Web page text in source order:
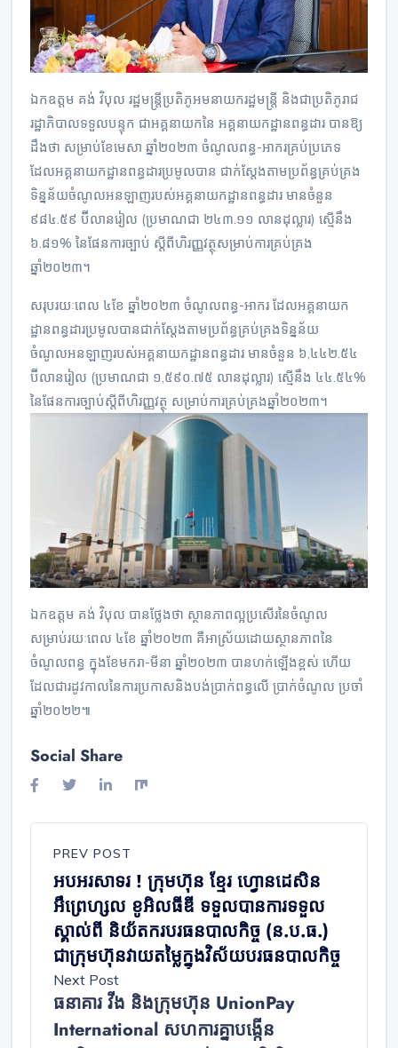
ឯកឧត្តម គង់ វិបុល រដ្ឋមន្ត្រីប្រតិភូអមនាយករដ្ឋមន្ត្រី និងជាប្រតិភូរាជ
រដ្ឋាភិបាលទទួលបន្ទុក ជាអគ្គនាយកនៃ អគ្គនាយកដ្ឋានពន្ធដារ បានឱ្យ
ដឹងថា សម្រាប់ខែមេសា ឆ្នាំ២០២៣ ចំណូលពន្ធ-អាករគ្រប់ប្រភេទ
ដែលអគ្គនាយកដ្ឋានពន្ធដារប្រមូលបាន ជាក់ស្តែងតាមប្រព័ន្ធគ្រប់គ្រង
ទិន្នន័យចំណូលអនឡាញរបស់អគ្គនាយកដ្ឋានពន្ធដារ មានចំនួន
៩៨៤.៥៩ ប៊ីលានរៀល (ប្រមាណជា ២៤៣.១១ លានដុល្លារ) ស្មើនឹង
៦.៨១% នៃផែនការច្បាប់ ស្តីពីហិរញ្ញវត្ថុសម្រាប់ការគ្រប់គ្រង
ឆ្នាំ២០២៣។
សរុបរយៈពេល ៤ខែ ឆ្នាំ២០២៣ ចំណូលពន្ធ-អាករ ដែលអគ្គនាយក
ដ្ឋានពន្ធដារប្រមូលបានជាក់ស្តែងតាមប្រព័ន្ធគ្រប់គ្រងទិន្នន័យ
ចំណូលអនឡាញរបស់អគ្គនាយកដ្ឋានពន្ធដារ មានចំនួន ៦,៤៤២.៥៤
ប៊ីលានរៀល (ប្រមាណជា ១,៥៩០.៧៥ លានដុល្លារ) ស្មើនឹង ៤៤.៥៤%
នៃផែនការច្បាប់ស្តីពីហិរញ្ញវត្ថុ សម្រាប់ការគ្រប់គ្រងឆ្នាំ២០២៣។
ឯកឧត្តម គង់ វិបុល បានថ្លែងថា ស្ថានភាពល្អប្រសើរនៃចំណូល
សម្រាប់រយៈពេល ៤ខែ ឆ្នាំ២០២៣ គឺអាស្រ័យដោយស្ថានភាពនៃ
ចំណូលពន្ធ ក្នុងខែមករា-មីនា ឆ្នាំ២០២៣ បានហក់ឡើងខ្ពស់ ហើយ
ដែលជារដូវកាលនៃការប្រកាសនិងបង់ប្រាក់ពន្ធលើ ប្រាក់ចំណូល ប្រចាំ
ឆ្នាំ២០២២៕
Social Share
PREV POST
អបអរសាទរ ! ក្រុមហ៊ុន ខ្មែរ ហ្វោនដេសិន
អឹព្រេហ្សល ខូអិលធីឌី ទទួលបានការទទួល
ស្គាល់ពី និយ័តករបរធនបាលកិច្ច (ន.ប.ធ.)
ជាក្រុមហ៊ុនវាយតម្លៃក្នុងវិស័យបរធនបាលកិច្ច
Next Post
ធនាគារ វីង និងក្រុមហ៊ុន UnionPay
International សហការគ្នាបង្កើន